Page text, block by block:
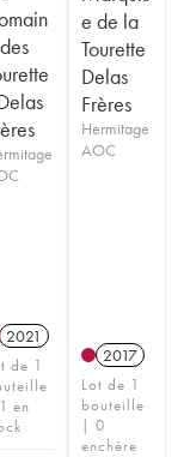
2021
de 1
en
e de la
Tourette
Delas
Frères
Hermitage
AOC
2017
Lot de 1
bouteille
| 0
enchère